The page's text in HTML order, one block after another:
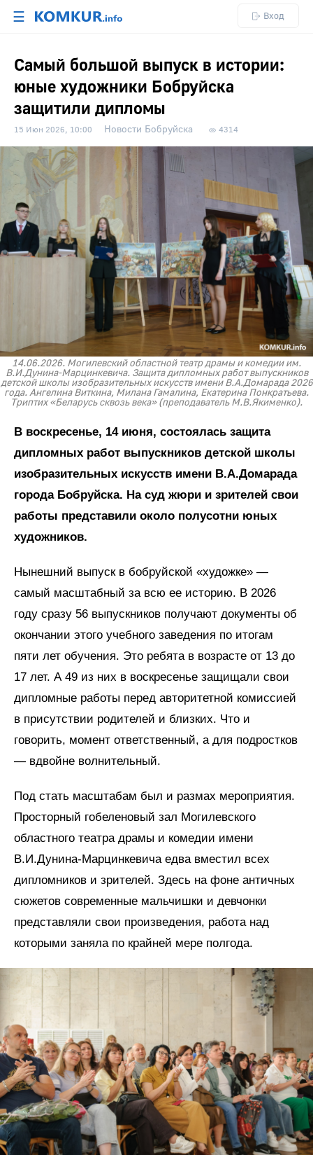
☰ Вход
Самый большой выпуск в истории:
юные художники Бобруйска
защитили дипломы
15 Июн 2026, 10:00 Новости Бобруйска 4314
14.06.2026. Могилевский областной театр драмы и комедии им.
В.И.Дунина-Марцинкевича. Защита дипломных работ выпускников
детской школы изобразительных искусств имени В.А.Домарада 2026
года. Ангелина Виткина, Милана Гамалина, Екатерина Понкратьева.
Триптих «Беларусь сквозь века» (преподаватель М.В.Якименко).
В воскресенье, 14 июня, состоялась защита
дипломных работ выпускников детской школы
изобразительных искусств имени В.А.Домарада
города Бобруйска. На суд жюри и зрителей свои
работы представили около полусотни юных
художников.
Нынешний выпуск в бобруйской «художке» —
самый масштабный за всю ее историю. В 2026
году сразу 56 выпускников получают документы об
окончании этого учебного заведения по итогам
пяти лет обучения. Это ребята в возрасте от 13 до
17 лет. А 49 из них в воскресенье защищали свои
дипломные работы перед авторитетной комиссией
в присутствии родителей и близких. Что и
говорить, момент ответственный, а для подростков
— вдвойне волнительный.
Под стать масштабам был и размах мероприятия.
Просторный гобеленовый зал Могилевского
областного театра драмы и комедии имени
В.И.Дунина-Марцинкевича едва вместил всех
дипломников и зрителей. Здесь на фоне античных
сюжетов современные мальчишки и девчонки
представляли свои произведения, работа над
которыми заняла по крайней мере полгода.